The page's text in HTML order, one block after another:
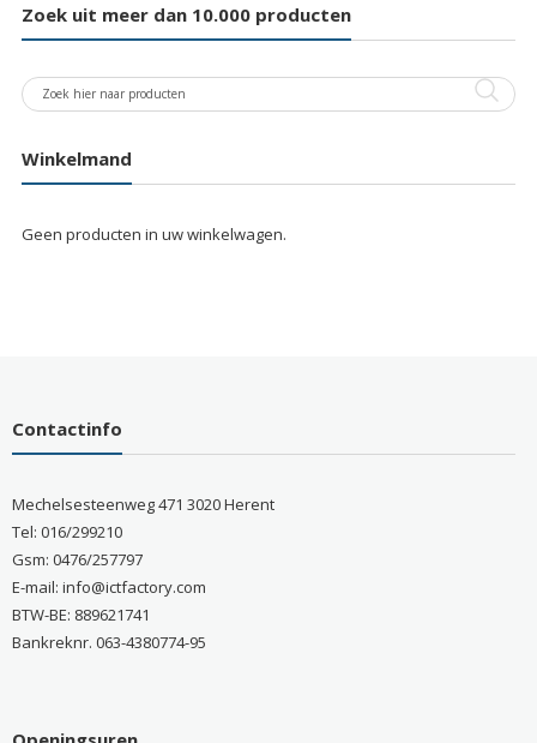
Zoek uit meer dan 10.000 producten
Winkelmand
Geen producten in uw winkelwagen.
Contactinfo
Mechelsesteenweg 471 3020 Herent
Tel: 016/299210
Gsm: 0476/257797
E-mail: info@ictfactory.com
BTW-BE: 889621741
Bankreknr. 063-4380774-95